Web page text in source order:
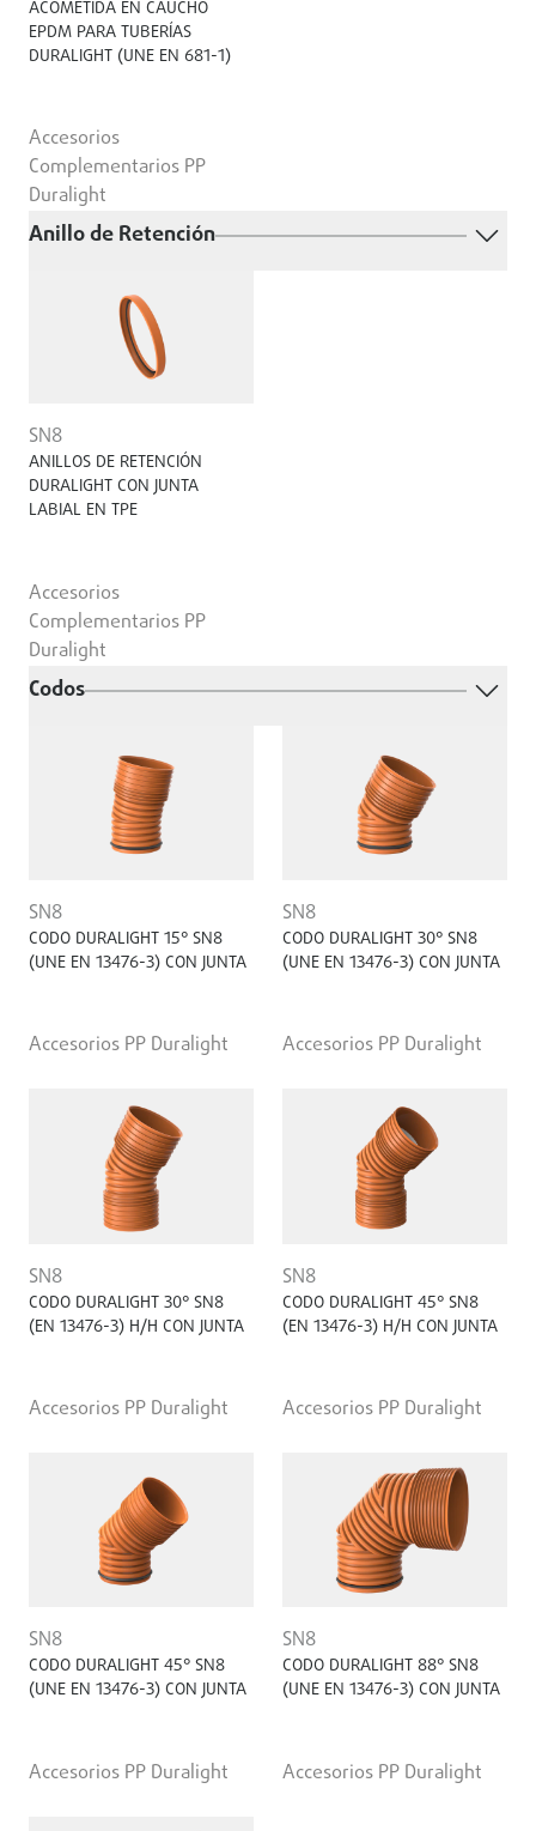
ACOMETIDA EN CAUCHO
EPDM PARA TUBERÍAS
DURALIGHT (UNE EN 681-1)
Accesorios
Complementarios PP
Duralight
Anillo de Retención
SN8
ANILLOS DE RETENCIÓN
DURALIGHT CON JUNTA
LABIAL EN TPE
Accesorios
Complementarios PP
Duralight
Codos
SN8
CODO DURALIGHT 15° SN8
(UNE EN 13476-3) CON JUNTA
Accesorios PP Duralight
SN8
CODO DURALIGHT 30° SN8
(UNE EN 13476-3) CON JUNTA
Accesorios PP Duralight
SN8
CODO DURALIGHT 30° SN8
(EN 13476-3) H/H CON JUNTA
Accesorios PP Duralight
SN8
CODO DURALIGHT 45° SN8
(EN 13476-3) H/H CON JUNTA
Accesorios PP Duralight
SN8
CODO DURALIGHT 45° SN8
(UNE EN 13476-3) CON JUNTA
Accesorios PP Duralight
SN8
CODO DURALIGHT 88° SN8
(UNE EN 13476-3) CON JUNTA
Accesorios PP Duralight